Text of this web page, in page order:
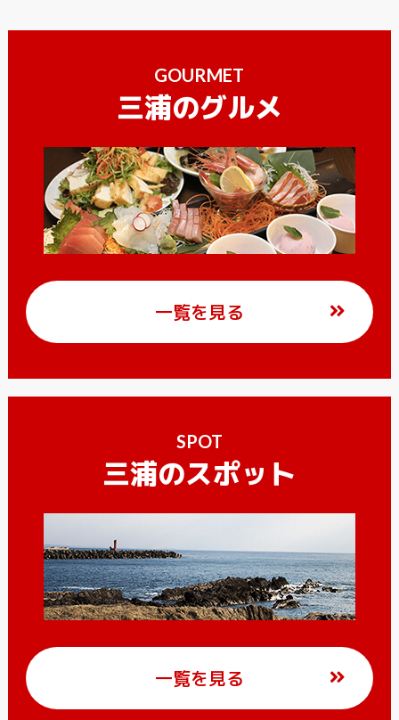
GOURMET
三浦のグルメ
一覧を見る
SPOT
三浦のスポット
一覧を見る